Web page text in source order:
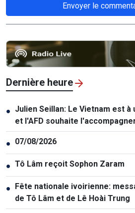
Envoyer le
Dernière heure
● Julien Seillan: Le Vietnam est
et l'AFD souhaite
transition
● 07/08/2026
● Tô Lâm reçoit Sophon Zaram
● Fête nationale ivoirienne:
de Tô Lâm et de Lê Hoài Trung